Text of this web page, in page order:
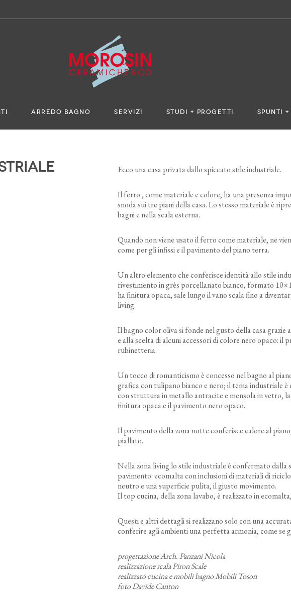
ARREDO BAGNO SERVIZI STUDI + PROGETTI SPUNTI +
Ecco una casa privata dallo spiccato stile industriale.
Il ferro , come materiale e colore, ha una presenza
snoda sui tre piani della casa. Lo stesso materiale è
bagni e nella scala esterna.
Quando non viene usato il ferro come materiale, ne
come per gli infissi e il pavimento del piano terra.
Un altro elemento che conferisce identità allo stile
rivestimento in grès porcellanato bianco, formato
ha finitura opaca, sale lungo il vano scala fino a
living.
Il bagno color oliva si fonde nel gusto della casa grazie
e alla scelta di alcuni accessori di colore nero opaco: il
rubinetteria.
Un tocco di romanticismo è concesso nel bagno al
grafica con tulipano bianco e nero; il tema industriale
con struttura in metallo antracite e mensola in vetro,
finitura opaca e il pavimento nero opaco.
Il pavimento della zona notte conferisce calore al
piallato.
Nella zona living lo stile industriale è confermato dalla
pavimento: ecomalta con inclusioni di materiali di
neutro e una superficie pulita, il giusto movimento.
Il top cucina, della zona lavabo, è realizzato in
Questi e altri dettagli si realizzano solo con una
conferire agli ambienti una perfetta armonia, come se
progettazione Arch. Panzani Nicola
realizzazione scala Piron Scale
realizzato cucina e mobili bagno Mobili Toson
foto Davide Canton